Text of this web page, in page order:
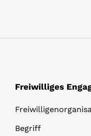
Freiwilliges
Begriff